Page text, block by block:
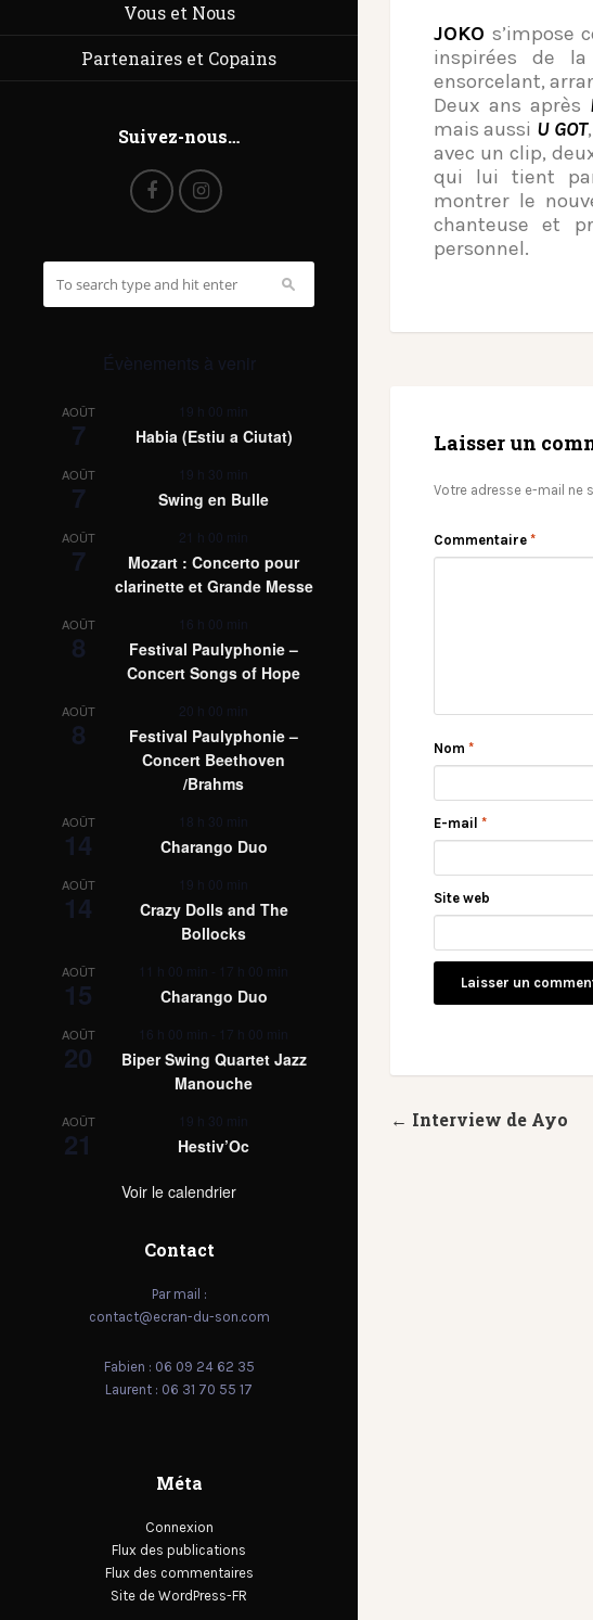
Vous et Nous
Partenaires et Copains
Suivez-nous…
Évènements à venir
AOÛT
7
19 h 00 min
Habia (Estiu a Ciutat)
AOÛT
7
19 h 30 min
Swing en Bulle
AOÛT
7
21 h 00 min
Mozart : Concerto pour
clarinette et Grande Messe
AOÛT
8
16 h 00 min
Festival Paulyphonie –
Concert Songs of Hope
AOÛT
8
20 h 00 min
Festival Paulyphonie –
Concert Beethoven
/Brahms
AOÛT
14
18 h 30 min
Charango Duo
AOÛT
14
19 h 00 min
Crazy Dolls and The
Bollocks
AOÛT
15
11 h 00 min - 17 h 00 min
Charango Duo
AOÛT
20
16 h 00 min - 17 h 00 min
Biper Swing Quartet Jazz
Manouche
AOÛT
21
19 h 30 min
Hestiv’Oc
Voir le calendrier
Contact
Par mail :
contact@ecran-du-son.com
Fabien : 06 09 24 62 35
Laurent : 06 31 70 55 17
Méta
Connexion
Flux des publications
Flux des commentaires
Site de WordPress-FR
JOKO s’impose
inspirées de
ensorcelant,
Deux ans après
mais aussi U GOT
avec un clip,
qui lui tient
montrer le
chanteuse et
personnel.
Laisser un
Votre adresse e-mail ne
Commentaire *
Nom *
E-mail *
Site web
← Interview de Ayo